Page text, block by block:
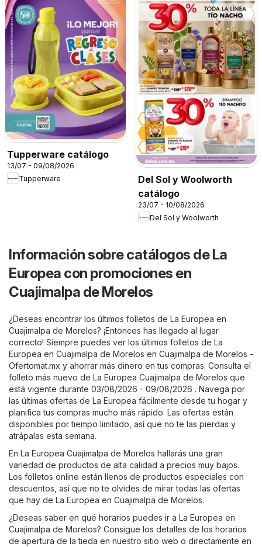
Tupperware catálogo
13/07 - 09/08/2026
Tupperware
Del Sol y Woolworth
catálogo
23/07 - 10/08/2026
Del Sol y Woolworth
Información sobre catálogos de La
Europea con promociones en
Cuajimalpa de Morelos
¿Deseas encontrar los últimos folletos de La Europea en
Cuajimalpa de Morelos? ¡Entonces has llegado al lugar
correcto! Siempre puedes ver los últimos folletos de La
Europea en Cuajimalpa de Morelos en Cuajimalpa de Morelos -
Ofertomat.mx y ahorrar más dinero en tus compras. Consulta el
folleto más nuevo de La Europea Cuajimalpa de Morelos que
está vigente durante 03/08/2026 - 09/08/2026 . Navega por
las últimas ofertas de La Europea fácilmente desde tu hogar y
planifica tus compras mucho más rápido. Las ofertas están
disponibles por tiempo limitado, así que no te las pierdas y
atrápalas esta semana.
En La Europea Cuajimalpa de Morelos hallarás una gran
variedad de productos de alta calidad a precios muy bajos.
Los folletos online están llenos de productos especiales con
descuentos, así que no te olvides de mirar todas las ofertas
que hay de La Europea en Cuajimalpa de Morelos.
¿Deseas saber en qué horarios puedes ir a La Europea en
Cuajimalpa de Morelos? Consigue los detalles de los horarios
de apertura de la tieda en nuestro sitio web o directamente en